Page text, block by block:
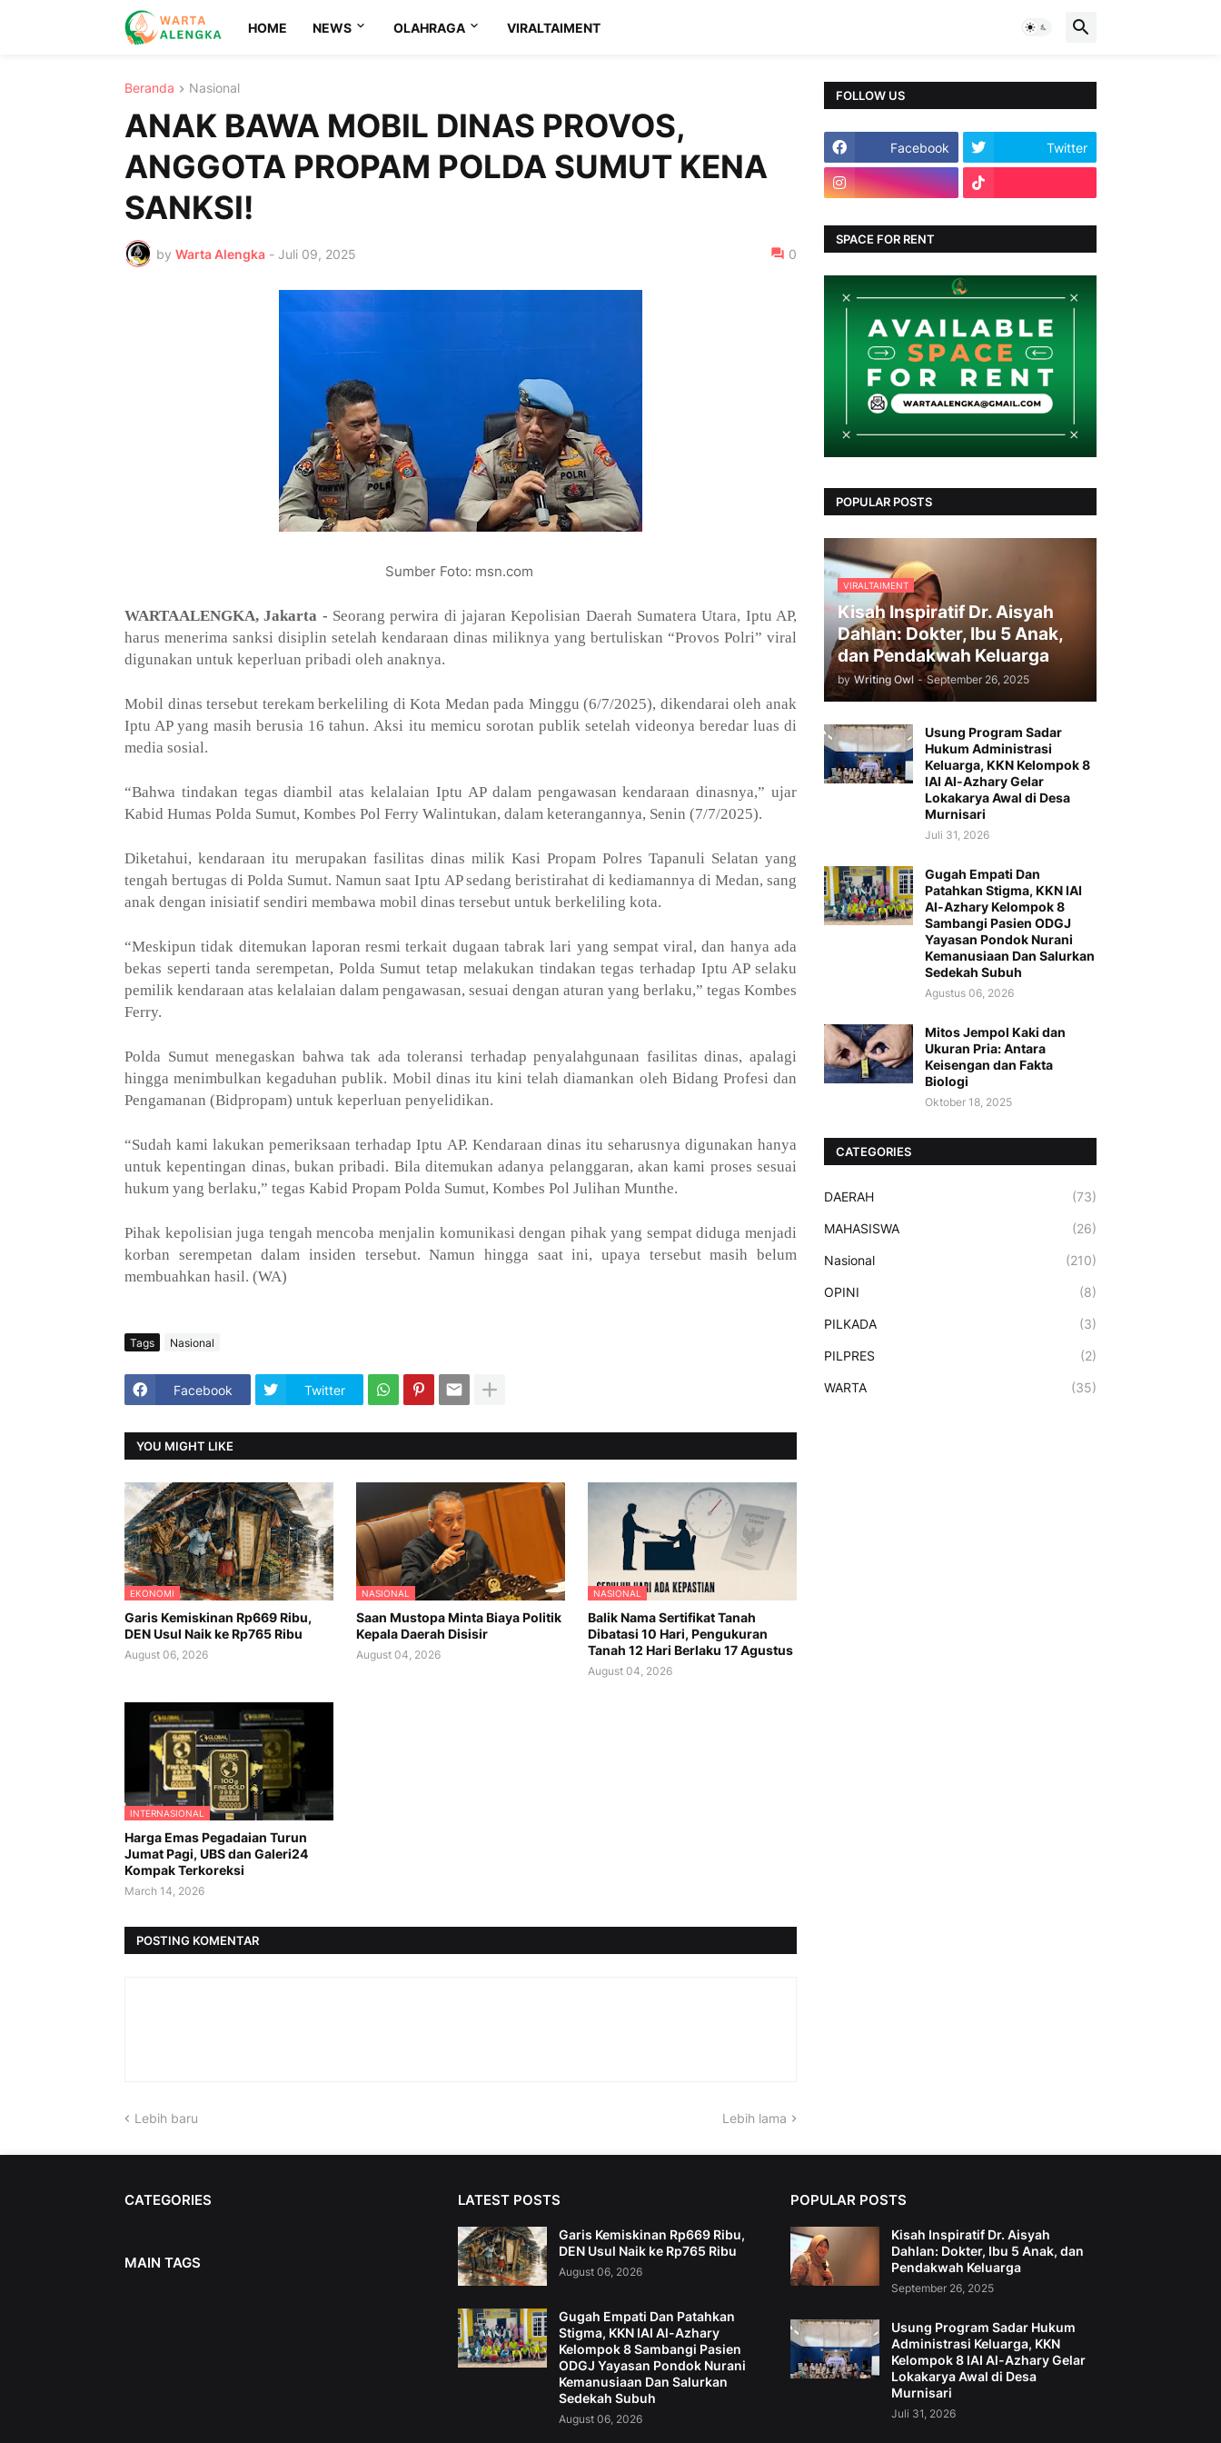
HOME NEWS OLAHRAGA VIRALTAIMENT
Beranda Nasional
ANAK BAWA MOBIL DINAS PROVOS,
ANGGOTA PROPAM POLDA SUMUT KENA
SANKSI!
by Warta Alengka - Juli 09, 2025 0
Sumber Foto: msn.com
WARTAALENGKA, Jakarta - Seorang perwira di jajaran Kepolisian Daerah Sumatera Utara, Iptu AP,
harus menerima sanksi disiplin setelah kendaraan dinas miliknya yang bertuliskan “Provos Polri” viral
digunakan untuk keperluan pribadi oleh anaknya.
Mobil dinas tersebut terekam berkeliling di Kota Medan pada Minggu (6/7/2025), dikendarai oleh anak
Iptu AP yang masih berusia 16 tahun.Aksi itu memicu sorotan publik setelah videonya beredar luas di
media sosial.
“Bahwa tindakan tegas diambil atas kelalaian Iptu AP dalam pengawasan kendaraan dinasnya,” ujar
Kabid Humas Polda Sumut, Kombes Pol Ferry Walintukan, dalam keterangannya, Senin (7/7/2025).
Diketahui, kendaraan itu merupakan fasilitas dinas milik Kasi Propam Polres Tapanuli Selatan yang
tengah bertugas di Polda Sumut. Namun saat Iptu AP sedang beristirahat di kediamannya di Medan, sang
anak dengan inisiatif sendiri membawa mobil dinas tersebut untuk berkeliling kota.
“Meskipun tidak ditemukan laporan resmi terkait dugaan tabrak lari yang sempat viral, dan hanya ada
bekas seperti tanda serempetan, Polda Sumut tetap melakukan tindakan tegas terhadap Iptu AP selaku
pemilik kendaraan atas kelalaian dalam pengawasan, sesuai dengan aturan yang berlaku,” tegas Kombes
Ferry.
Polda Sumut menegaskan bahwa tak ada toleransi terhadap penyalahgunaan fasilitas dinas, apalagi
hingga menimbulkan kegaduhan publik. Mobil dinas itu kini telah diamankan oleh Bidang Profesi dan
Pengamanan (Bidpropam) untuk keperluan penyelidikan.
“Sudah kami lakukan pemeriksaan terhadap Iptu AP. Kendaraan dinas itu seharusnya digunakan hanya
untuk kepentingan dinas, bukan pribadi. Bila ditemukan adanya pelanggaran, akan kami proses sesuai
hukum yang berlaku,” tegas Kabid Propam Polda Sumut, Kombes Pol Julihan Munthe.
Pihak kepolisian juga tengah mencoba menjalin komunikasi dengan pihak yang sempat diduga menjadi
korban serempetan dalam insiden tersebut. Namun hingga saat ini, upaya tersebut masih belum
membuahkan hasil. (WA)
Tags Nasional
Facebook Twitter
YOU MIGHT LIKE
EKONOMI
Garis Kemiskinan Rp669 Ribu,
DEN Usul Naik ke Rp765 Ribu
August 06, 2026
NASIONAL
Saan Mustopa Minta Biaya Politik
Kepala Daerah Disisir
August 04, 2026
NASIONAL
Balik Nama Sertifikat Tanah
Dibatasi 10 Hari, Pengukuran
Tanah 12 Hari Berlaku 17 Agustus
August 04, 2026
INTERNASIONAL
Harga Emas Pegadaian Turun
Jumat Pagi, UBS dan Galeri24
Kompak Terkoreksi
March 14, 2026
POSTING KOMENTAR
Lebih baru Lebih lama
FOLLOW US
Facebook Twitter
SPACE FOR RENT
POPULAR POSTS
VIRALTAIMENT
Kisah Inspiratif Dr. Aisyah
Dahlan: Dokter, Ibu 5 Anak,
dan Pendakwah Keluarga
by Writing Owl - September 26, 2025
Usung Program Sadar
Hukum Administrasi
Keluarga, KKN Kelompok 8
IAI Al-Azhary Gelar
Lokakarya Awal di Desa
Murnisari
Juli 31, 2026
Gugah Empati Dan
Patahkan Stigma, KKN IAI
Al-Azhary Kelompok 8
Sambangi Pasien ODGJ
Yayasan Pondok Nurani
Kemanusiaan Dan Salurkan
Sedekah Subuh
Agustus 06, 2026
Mitos Jempol Kaki dan
Ukuran Pria: Antara
Keisengan dan Fakta
Biologi
Oktober 18, 2025
CATEGORIES
DAERAH (73)
MAHASISWA (26)
Nasional (210)
OPINI (8)
PILKADA (3)
PILPRES (2)
WARTA (35)
CATEGORIES
MAIN TAGS
LATEST POSTS
Garis Kemiskinan Rp669 Ribu,
DEN Usul Naik ke Rp765 Ribu
August 06, 2026
Gugah Empati Dan Patahkan
Stigma, KKN IAI Al-Azhary
Kelompok 8 Sambangi Pasien
ODGJ Yayasan Pondok Nurani
Kemanusiaan Dan Salurkan
Sedekah Subuh
August 06, 2026
POPULAR POSTS
Kisah Inspiratif Dr. Aisyah
Dahlan: Dokter, Ibu 5 Anak, dan
Pendakwah Keluarga
September 26, 2025
Usung Program Sadar Hukum
Administrasi Keluarga, KKN
Kelompok 8 IAI Al-Azhary Gelar
Lokakarya Awal di Desa
Murnisari
Juli 31, 2026